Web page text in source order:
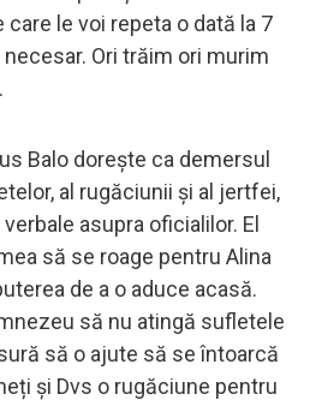
care le voi repeta o dată la 7
Ori trăim ori murim
Balo dorește ca demersul
al rugăciunii și al jertfei,
asupra oficialilor. El
să se roage pentru Alina
de a o aduce acasă.
să nu atingă sufletele
să o ajute să se întoarcă
și Dvs o rugăciune pentru